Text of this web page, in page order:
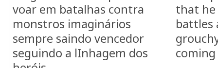
voar em batalhas contra
monstros imaginários
sempre saindo vencedor
seguindo a lInhagem dos
that he
battles